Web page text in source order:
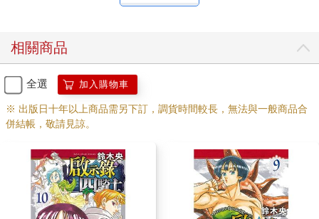
相關商品
全選 加入購物車
※ 出版日十年以上商品需另下訂，調貨時間較長，無法與一般商品合
併結帳，敬請見諒。